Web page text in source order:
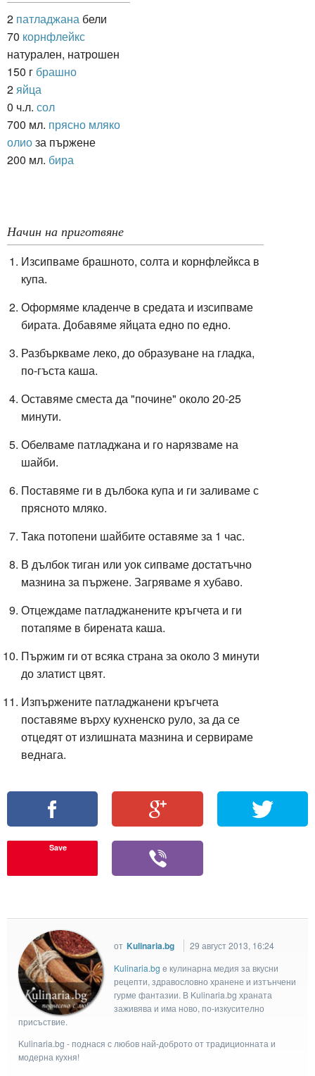
2 патладжана бели
70 корнфлейкс
натурален, натрошен
150 г брашно
2 яйца
0 ч.л. сол
700 мл. прясно мляко
олиоза пържене
200 мл. бира
Начин на приготвяне
Изсипваме брашното, солта и корнфлейкса в
купа.
Оформяме кладенче в средата и изсипваме
бирата. Добавяме яйцата едно по едно.
Разбъркваме леко, до образуване на гладка,
по-гъста каша.
Оставяме сместа да "почине" около 20-25
минути.
Обелваме патладжана и го нарязваме на
шайби.
Поставяме ги в дълбока купа и ги заливаме с
прясното мляко.
Така потопени шайбите оставяме за 1 час.
В дълбок тиган или уок сипваме достатъчно
мазнина за пържене. Загряваме я хубаво.
Отцеждаме патладжанените кръгчета и ги
потапяме в бирената каша.
Пържим ги от всяка страна за около 3 минути
до златист цвят.
Изпържените патладжанени кръгчета
поставяме върху кухненско руло, за да се
отцедят от излишната мазнина и сервираме
веднага.
Save
от Kulinaria.bg
29 август 2013, 16:24
Kulinaria.bg e кулинарна медия за вкусни
рецепти, здравословно хранене и изтънчени
гурме фантазии. В Kulinaria.bg храната
заживява и има ново, по-изкусително
присъствие.
Kulinaria.bg - поднася с любов най-доброто от традиционната и
модерна кухня!